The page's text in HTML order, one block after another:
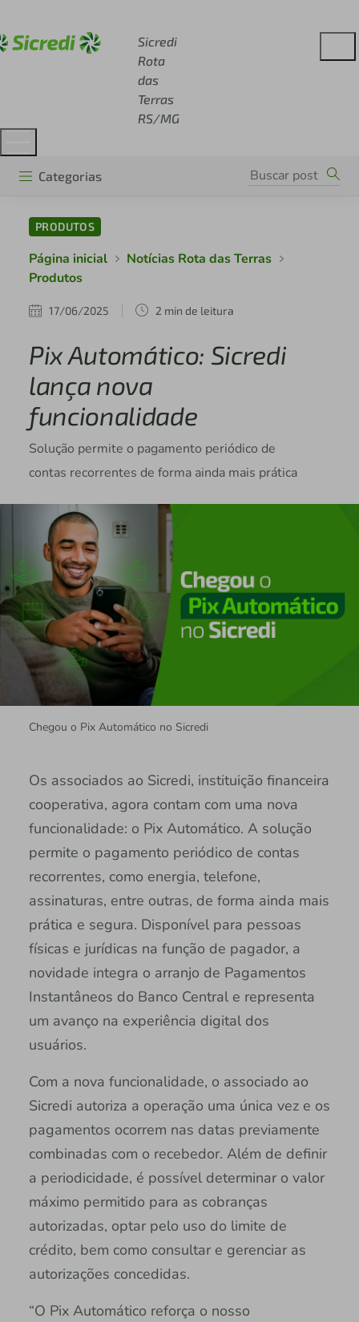
Sicredi
Rota
das
Terras
RS/MG
Categorias
PRODUTOS
Página inicial
Notícias Rota das Terras
Produtos
17/06/2025 2 min de leitura
Pix Automático: Sicredi
lança nova
funcionalidade
Solução permite o pagamento periódico de
contas recorrentes de forma ainda mais prática
Chegou o Pix Automático no Sicredi
Os associados ao Sicredi, instituição financeira
cooperativa, agora contam com uma nova
funcionalidade: o Pix Automático. A solução
permite o pagamento periódico de contas
recorrentes, como energia, telefone,
assinaturas, entre outras, de forma ainda mais
prática e segura. Disponível para pessoas
físicas e jurídicas na função de pagador, a
novidade integra o arranjo de Pagamentos
Instantâneos do Banco Central e representa
um avanço na experiência digital dos
usuários.
Com a nova funcionalidade, o associado ao
Sicredi autoriza a operação uma única vez e os
pagamentos ocorrem nas datas previamente
combinadas com o recebedor. Além de definir
a periodicidade, é possível determinar o valor
máximo permitido para as cobranças
autorizadas, optar pelo uso do limite de
crédito, bem como consultar e gerenciar as
autorizações concedidas.
“O Pix Automático reforça o nosso